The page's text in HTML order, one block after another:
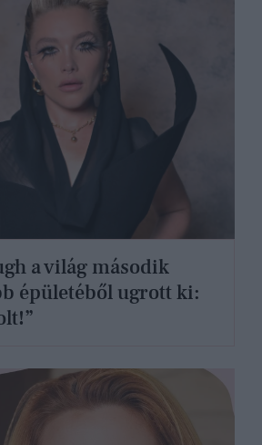
a világ második
épületéből ugrott ki: